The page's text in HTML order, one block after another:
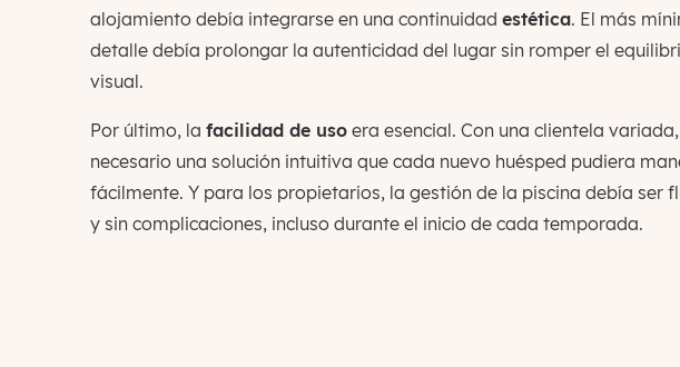
alojamiento debía integrarse en una continuidad estética. El más
detalle debía prolongar la autenticidad del lugar sin romper el
visual.
Por último, la facilidad de usoera esencial. Con una clientela
necesario una solución intuitiva que cada nuevo huésped pudiera
fácilmente. Y para los propietarios, la gestión de la piscina debía ser
y sin complicaciones, incluso durante el inicio de cada temporada.